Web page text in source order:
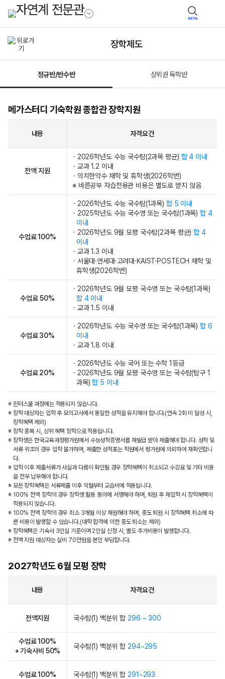
BETA
장학제도
정규반/반수반 상위권 독학반
메가스터디 기숙학원 종합관 장학지원
내용 자격요건
전액 지원
· 2026학년도 수능 국수탐(2과목 평균) 합 4 이내
· 교과 1.2 이내
· 의치한약수 재학 및 휴학생(2026학번)
※ 바른공부 자습전용관 비용은 별도로 받지 않음
수업료 100%
· 2026학년도 수능 국수탐(1과목) 합 5 이내
· 2025학년도 수능 국수영 또는 국수탐(1과목) 합 4
이내
· 2026학년도 9월 모평 국수탐(2과목 평균)합 4
이내
· 교과 1.3 이내
· 서울대·연세대·고려대·KAIST·POSTECH 재학 및
휴학생(2026학번)
수업료 50%
· 2026학년도 9월 모평 국수영 또는 국수탐(1과목)
합 4 이내
· 교과 1.5 이내
수업료 30%
· 2026학년도 수능 국수영 또는 국수탐(1과목) 합 6
이내
· 교과 1.8 이내
수업료 20%
· 2026학년도 수능 국어 또는 수학 1등급
· 2026학년도 9월 모평 국수영 또는 국수탐(탐구 1
과목)합 5 이내
※ 윈터스쿨 과정에는 적용되지 않습니다.
※ 장학 대상자는 입학 후 모의고사에서 동일한 성적을 유지해야 합니다.(연속 2회 미 달성 시,
장학혜택 제외)
※ 장학 중복 시, 상위 혜택 장학으로 적용됩니다.
※ 장학생은 한국교육과정평가원에서 수능성적증명서를 재발급 받아 제출해야 합니다. 성적 및
서류 위조의 경우 입학 불가하며, 제출한 성적표는 학원에서 평가원에 의뢰하여 재확인합니
다.
※ 입학 이후 제출서류가 사실과 다름이 확인될 경우 장학혜택이 취소되고 수강료 및 기타 비용
을 전부 납부해야 합니다.
※ 모든 장학혜택은 서류제출 이후 익월부터 교습비에 적용됩니다.
※ 100% 전액 장학의 경우 장학생 활용 동의에 서명해야 하며, 퇴원 후 재입학 시 장학혜택이
적용되지 않습니다.
※ 100% 전액 장학의 경우 최소 3개월 이상 재원해야 하며, 중도 퇴원 시 장학혜택 취소에 따
른 비용이 발생할 수 있습니다.(대학 합격에 의한 중도 퇴소는 제외)
※ 장학혜택은 기숙사 3인실 기준이며 2인실 신청 시, 별도 추가비용이 발생합니다.
※ 전액 지원 대상자는 실비 70만원을 본인 부담합니다.
2027학년도 6월 모평 장학
내용 자격요건
전액지원 국수탐(1) 백분위 합 296 ~ 300
수업료 100%
+ 기숙사비 50%
국수탐(1) 백분위 합 294~295
수업료 100% 국수탐(1) 백분위 합 291~293